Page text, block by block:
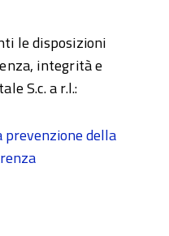
le disposizioni
integrità e
S.c. a r.l.:
della